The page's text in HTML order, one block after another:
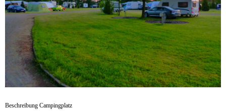
Beschreibung Campingplatz